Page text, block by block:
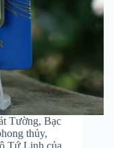
Tường, Bạc
thủy,
Tứ Linh của